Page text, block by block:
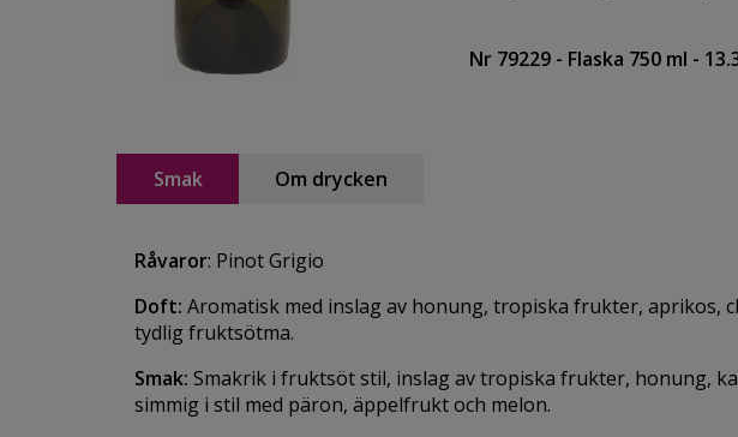
Nr 79229 - Flaska 750 ml -
Smak Om drycken
Råvaror: Pinot Grigio
Doft: Aromatisk med inslag av honung, tropiska frukter, aprikos,
tydlig fruktsötma.
Smak: Smakrik i fruktsöt stil, inslag av tropiska frukter, honung,
simmig i stil med päron, äppelfrukt och melon.